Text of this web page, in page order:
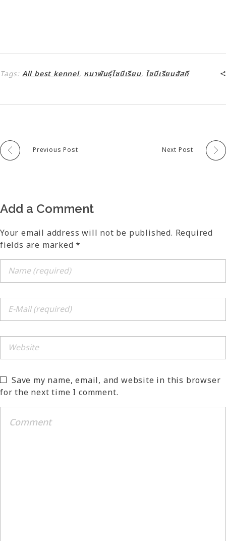
Tags: All best kennel, หมาพันธุ์ไซบีเรียน, ไซบีเรียนฮัสกี
Previous Post Next Post
Add a Comment
Your email address will not be published. Required
fields are marked *
Save my name, email, and website in this browser
for the next time I comment.